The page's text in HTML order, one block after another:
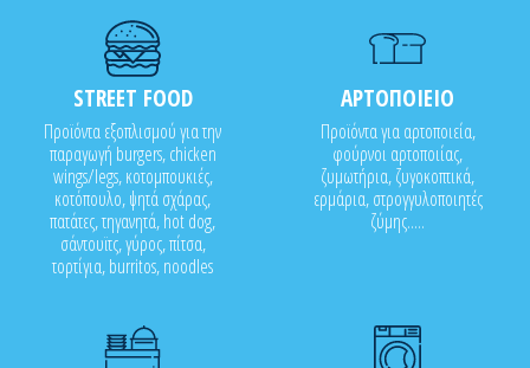
STREET FOOD
Προϊόντα εξοπλισμού για την
παραγωγή burgers, chicken
wings/legs, κοτομπουκιές,
κοτόπουλο, ψητά σχάρας,
πατάτες, τηγανητά, hot dog,
σάντουϊτς, γύρος, πίτσα,
τορτίγια, burritos, noodles
ΑΡΤΟΠΟΙΕΙΟ
Προϊόντα για αρτοποιεία,
φούρνοι αρτοποιίας,
ζυμωτήρια, ζυγοκοπτικά,
ερμάρια, στρογγυλοποιητές
ζύμης.....